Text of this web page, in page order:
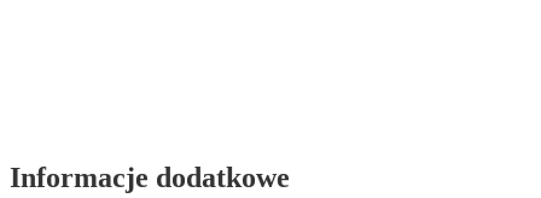
Informacje dodatkowe